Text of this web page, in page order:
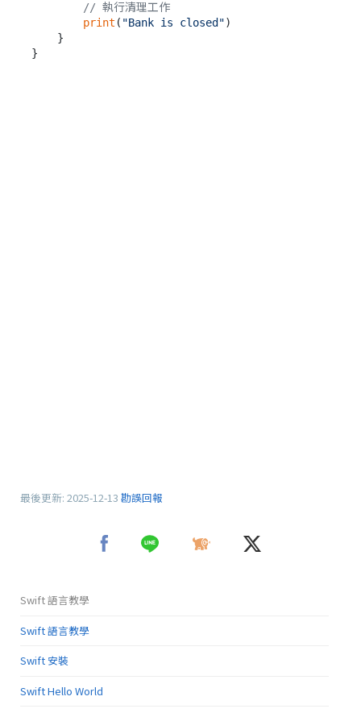
// 執行清理工作
print ( "Bank is closed")
最後更新: 2025-12-13 勘誤回報
Swift 語言教學
Swift 語言教學
Swift 安裝
Swift Hello World